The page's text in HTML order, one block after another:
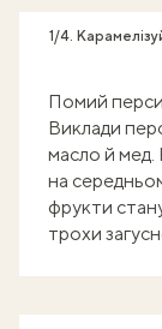
1/4.
Помий
Виклади
масло й мед.
на
фрукти
трохи